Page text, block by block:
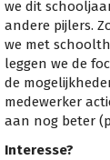
we dit
andere pijlers.
we met
leggen we de
de
medewerker
aan nog beter
Interesse?